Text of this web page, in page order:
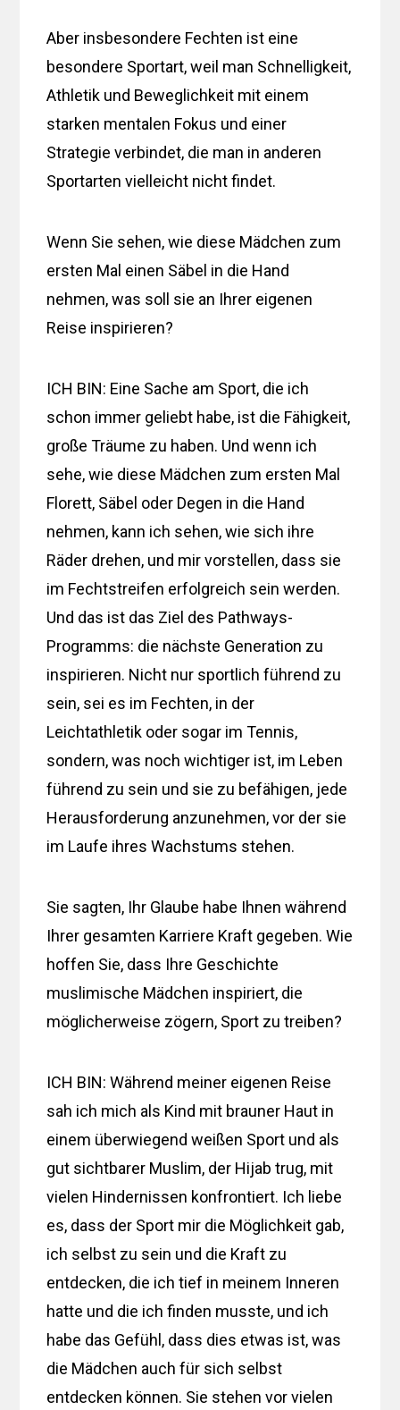
Aber insbesondere Fechten ist eine
besondere Sportart, weil man Schnelligkeit,
Athletik und Beweglichkeit mit einem
starken mentalen Fokus und einer
Strategie verbindet, die man in anderen
Sportarten vielleicht nicht findet.
Wenn Sie sehen, wie diese Mädchen zum
ersten Mal einen Säbel in die Hand
nehmen, was soll sie an Ihrer eigenen
Reise inspirieren?
ICH BIN: Eine Sache am Sport, die ich
schon immer geliebt habe, ist die Fähigkeit,
große Träume zu haben. Und wenn ich
sehe, wie diese Mädchen zum ersten Mal
Florett, Säbel oder Degen in die Hand
nehmen, kann ich sehen, wie sich ihre
Räder drehen, und mir vorstellen, dass sie
im Fechtstreifen erfolgreich sein werden.
Und das ist das Ziel des Pathways-
Programms: die nächste Generation zu
inspirieren. Nicht nur sportlich führend zu
sein, sei es im Fechten, in der
Leichtathletik oder sogar im Tennis,
sondern, was noch wichtiger ist, im Leben
führend zu sein und sie zu befähigen, jede
Herausforderung anzunehmen, vor der sie
im Laufe ihres Wachstums stehen.
Sie sagten, Ihr Glaube habe Ihnen während
Ihrer gesamten Karriere Kraft gegeben. Wie
hoffen Sie, dass Ihre Geschichte
muslimische Mädchen inspiriert, die
möglicherweise zögern, Sport zu treiben?
ICH BIN: Während meiner eigenen Reise
sah ich mich als Kind mit brauner Haut in
einem überwiegend weißen Sport und als
gut sichtbarer Muslim, der Hijab trug, mit
vielen Hindernissen konfrontiert. Ich liebe
es, dass der Sport mir die Möglichkeit gab,
ich selbst zu sein und die Kraft zu
entdecken, die ich tief in meinem Inneren
hatte und die ich finden musste, und ich
habe das Gefühl, dass dies etwas ist, was
die Mädchen auch für sich selbst
entdecken können. Sie stehen vor vielen